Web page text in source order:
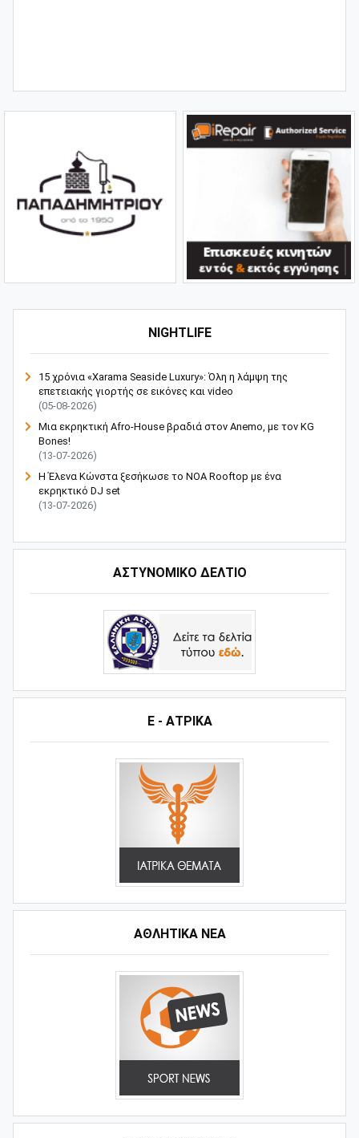
NIGHTLIFE
15 χρόνια «Xarama Seaside Luxury»: Όλη η λάμψη της
επετειακής γιορτής σε εικόνες και video
(05-08-2026)
Μια εκρηκτική Afro-House βραδιά στον Anemo, με τον KG
Bones!
(13-07-2026)
Η Έλενα Κώνστα ξεσήκωσε το NOA Rooftop με ένα
εκρηκτικό DJ set
(13-07-2026)
ΑΣΤΥΝΟΜΙΚΟ ΔΕΛΤΙΟ
Ε - ΑΤΡΙΚΑ
ΑΘΛΗΤΙΚΆ ΝΈΑ